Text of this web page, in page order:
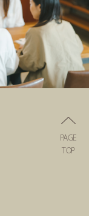
PAGE
TOP